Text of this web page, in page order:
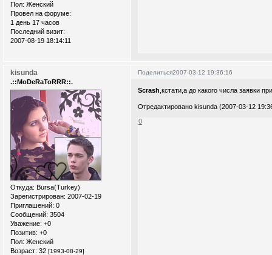
Пол: Женский
Провел на форуме:
1 день 17 часов
Последний визит:
2007-08-19 18:14:11
Поделиться2007-03-12 19:36:16
kisunda
.::MoDeRaToRRR::.
Откуда: Bursa(Turkey)
Зарегистрирован: 2007-02-19
Приглашений: 0
Сообщений: 3504
Уважение: +0
Позитив: +0
Пол: Женский
Возраст: 32 [1993-08-29]
Scrash ,кстати,а до какого числа заявки
Отредактировано kisunda (2007-03-12
0